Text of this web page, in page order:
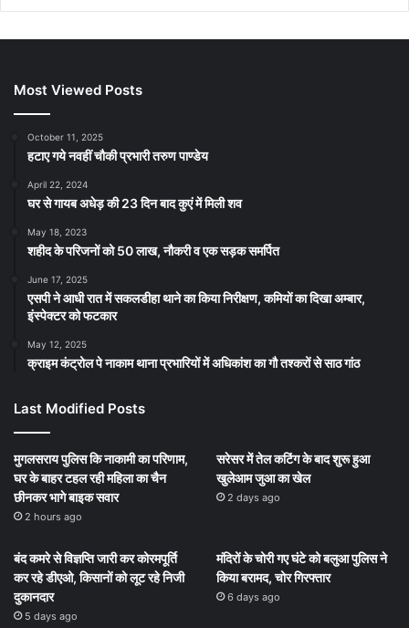
Most Viewed Posts
October 11, 2025
हटाए गये नवहीं चौकी प्रभारी तरुण पाण्डेय
April 22, 2024
घर से गायब अधेड़ की 23 दिन बाद कुएं में मिली शव
May 18, 2023
शहीद के परिजनों को 50 लाख, नौकरी व एक सड़क समर्पित
June 17, 2025
एसपी ने आधी रात में सकलडीहा थाने का किया निरीक्षण, कमियों का दिखा अम्बार,
इंस्पेक्टर को फटकार
May 12, 2025
क्राइम कंट्रोल पे नाकाम थाना प्रभारियों में अधिकांश का गौ तश्करों से साठ गांठ
Last Modified Posts
मुगलसराय पुलिस कि नाकामी का परिणाम,
घर के बाहर टहल रही महिला का चैन
छीनकर भागे बाइक सवार
2 hours ago
सरेसर में तेल कटिंग के बाद शुरू हुआ
खुलेआम जुआ का खेल
2 days ago
बंद कमरे से विज्ञप्ति जारी कर कोरमपूर्ति
कर रहे डीएओ, किसानों को लूट रहे निजी
दुकानदार
5 days ago
मंदिरों के चोरी गए घंटे को बलुआ पुलिस ने
किया बरामद, चोर गिरफ्तार
6 days ago